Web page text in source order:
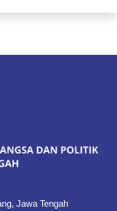
Jawa Tengah